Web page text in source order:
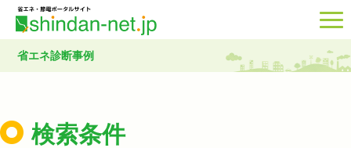
省エネ診断事例
検索条件